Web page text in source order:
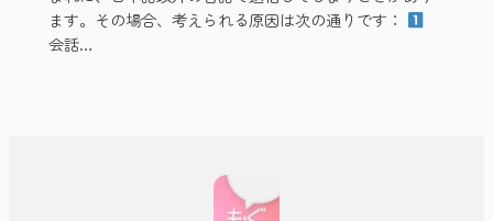
ます。その場合、考えられる原因は次の通りです：
会話…